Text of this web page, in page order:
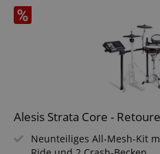
Alesis Strata Core -
Neunteiliges All-Mesh-Kit